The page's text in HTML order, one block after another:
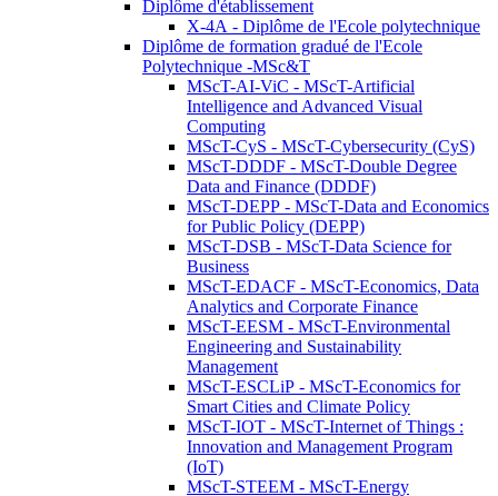
Diplôme d'établissement
X-4A - Diplôme de l'Ecole polytechnique
Diplôme de formation gradué de l'Ecole
Polytechnique -MSc&T
MScT-AI-ViC - MScT-Artificial
Intelligence and Advanced Visual
Computing
MScT-CyS - MScT-Cybersecurity (CyS)
MScT-DDDF - MScT-Double Degree
Data and Finance (DDDF)
MScT-DEPP - MScT-Data and Economics
for Public Policy (DEPP)
MScT-DSB - MScT-Data Science for
Business
MScT-EDACF - MScT-Economics, Data
Analytics and Corporate Finance
MScT-EESM - MScT-Environmental
Engineering and Sustainability
Management
MScT-ESCLiP - MScT-Economics for
Smart Cities and Climate Policy
MScT-IOT - MScT-Internet of Things :
Innovation and Management Program
(IoT)
MScT-STEEM - MScT-Energy